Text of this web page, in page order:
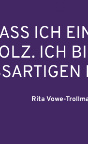
ICH
ICH
Rita Vowe-